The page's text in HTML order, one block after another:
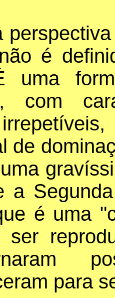
é
uma
com
de
a
é uma
ser
para